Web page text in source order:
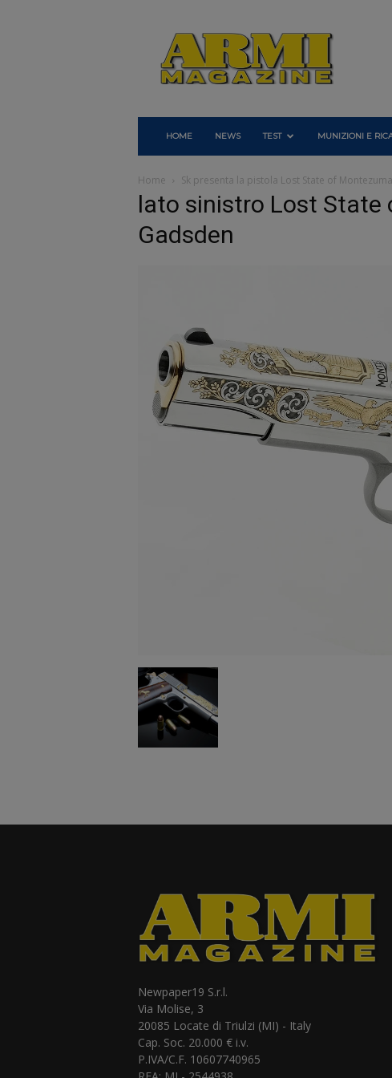
Armi
Magazine
HOME NEWS TEST MUNIZIONI E
Home Sk presenta la pistola Lost State of
lato sinistro Lost
Gadsden
Newpaper19 S.r.l.
Via Molise, 3
20085 Locate di Triulzi (MI) - Italy
Cap. Soc. 20.000 € i.v.
P.IVA/C.F. 10607740965